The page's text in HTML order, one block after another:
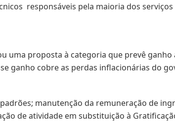
responsáveis pela maioria dos
uma proposta à categoria que prevê ganho
ganho cobre as perdas inflacionárias do
manutenção da remuneração de
de atividade em substituição à